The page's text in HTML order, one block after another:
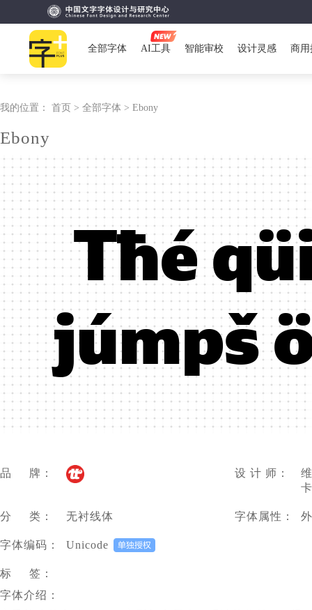
全部字体 AI工具 智能审校 设计灵感 商用
我的位置： 首页 > 全部字体 > Ebony
Ebony
Tħé
júmpš
品 牌： 设 计 师：
分 类： 无衬线体 字体属性：
字体编码： Unicode
标 签：
字体介绍：